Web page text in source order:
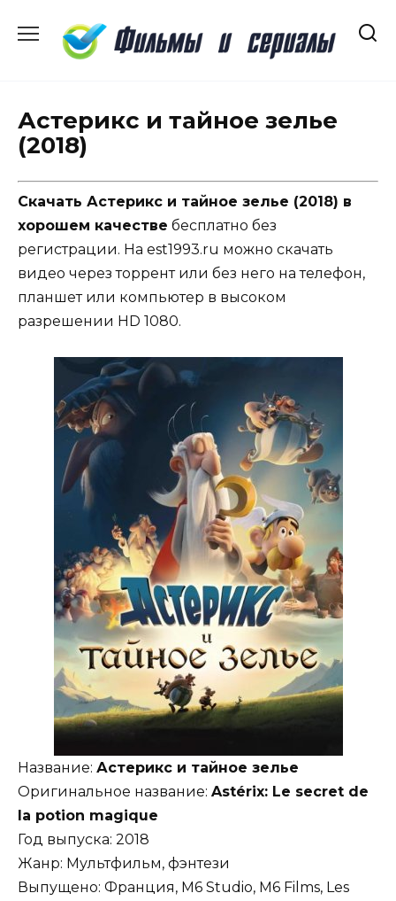
содержанию
Астерикс и тайное зелье
(2018)
Скачать Астерикс и тайное зелье (2018) в
хорошем качестве бесплатно без
регистрации. На est1993.ru можно скачать
видео через торрент или без него на телефон,
планшет или компьютер в высоком
разрешении HD 1080.
Название: Астерикс и тайное зелье
Оригинальное название: Astérix: Le secret de
la potion magique
Год выпуска: 2018
Жанр: Мультфильм, фэнтези
Выпущено: Франция, M6 Studio, M6 Films, Les